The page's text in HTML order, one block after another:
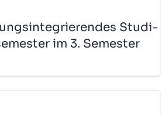
Stu­di­
im 3. Se­mes­ter